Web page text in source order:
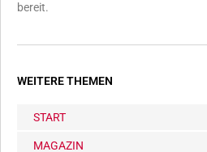
bereit.
WEITERE THEMEN
START
MAGAZIN